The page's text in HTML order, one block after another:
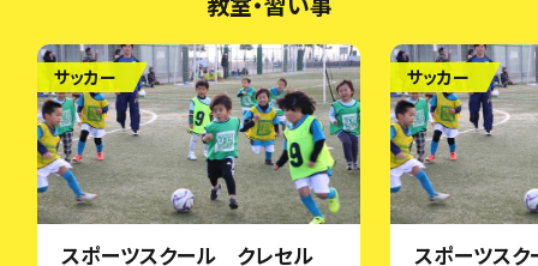
サッカー
スポーツスクール クレセル
サッカー
スポーツス